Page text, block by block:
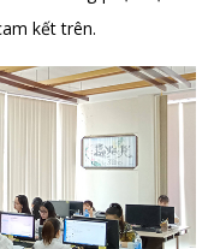
kết trên.